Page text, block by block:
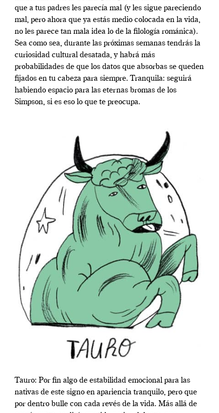
que a tus padres les parecía mal (y les sigue pareciendo
mal, pero ahora que ya estás medio colocada en la vida,
no les parece tan mala idea lo de la filología románica).
Sea como sea, durante las próximas semanas tendrás la
curiosidad cultural desatada, y habrá más
probabilidades de que los datos que absorbas se queden
fijados en tu cabeza para siempre. Tranquila: seguirá
habiendo espacio para las eternas bromas de los
Simpson, si es eso lo que te preocupa.
Tauro: Por fin algo de estabilidad emocional para las
nativas de este signo en apariencia tranquilo, pero que
por dentro bulle con cada revés de la vida. Más allá de